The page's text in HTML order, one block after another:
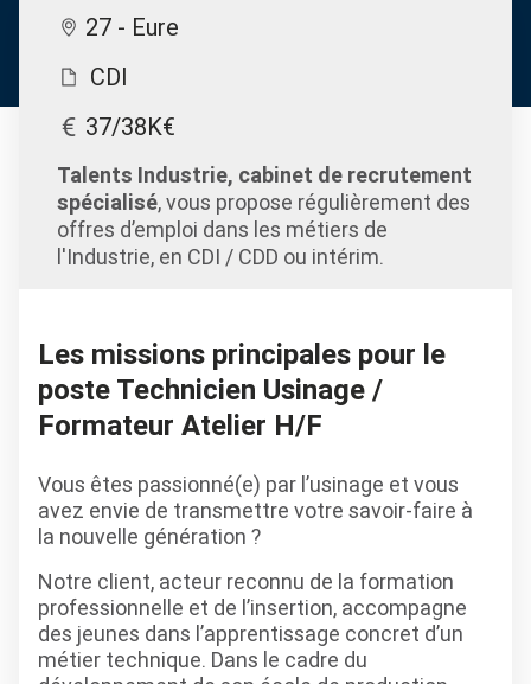
27 - Eure
CDI
37/38K€
Talents Industrie, cabinet de recrutement
spécialisé, vous propose régulièrement des
offres d’emploi dans les métiers de
l'Industrie, en CDI / CDD ou intérim.
Les missions principales pour le
poste Technicien Usinage /
Formateur Atelier H/F
Vous êtes passionné(e) par l’usinage et vous
avez envie de transmettre votre savoir-faire à
la nouvelle génération ?
Notre client, acteur reconnu de la formation
professionnelle et de l’insertion, accompagne
des jeunes dans l’apprentissage concret d’un
métier technique. Dans le cadre du